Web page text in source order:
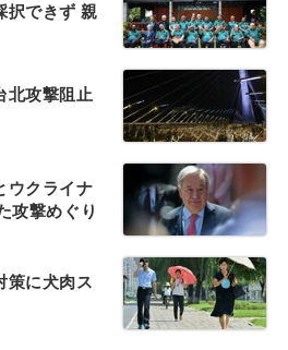
択できず 親
北攻撃阻止
ウクライナ
攻撃めぐり
策に犬肉ス